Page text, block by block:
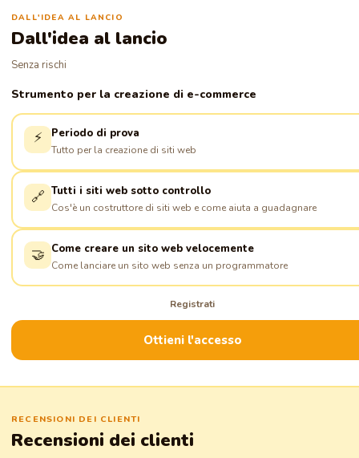
DALL'IDEA AL LANCIO
Dall'idea al lancio
Senza rischi
Strumento per la creazione di e-commerce
⚡ Periodo di prova
Tutto per la creazione di siti web
🔗 Tutti i siti web sotto controllo
Cos'è un costruttore di siti web e come aiuta a guadagnare
🤝 Come creare un sito web velocemente
Come lanciare un sito web senza un programmatore
Registrati
Ottieni l'accesso
RECENSIONI DEI CLIENTI
Recensioni dei clienti